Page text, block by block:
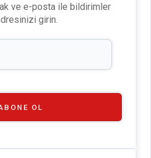
u
b
C
h
n
n
ve e-posta ile bildirimler
girin.
OL